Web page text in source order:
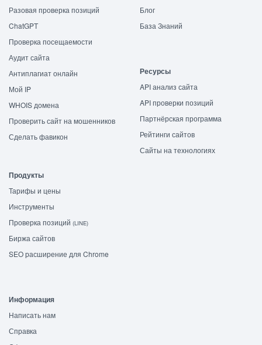
Разовая проверка позиций
ChatGPT
Проверка посещаемости
Аудит сайта
Антиплагиат онлайн
Мой IP
WHOIS домена
Проверить сайт на мошенников
Сделать фавикон
Блог
База Знаний
Ресурсы
API анализ сайта
API проверки позиций
Партнёрская программа
Рейтинги сайтов
Сайты на технологиях
Продукты
Тарифы и цены
Инструменты
Проверка позиций (LINE)
Биржа сайтов
SEO расширение для Chrome
Информация
Написать нам
Справка